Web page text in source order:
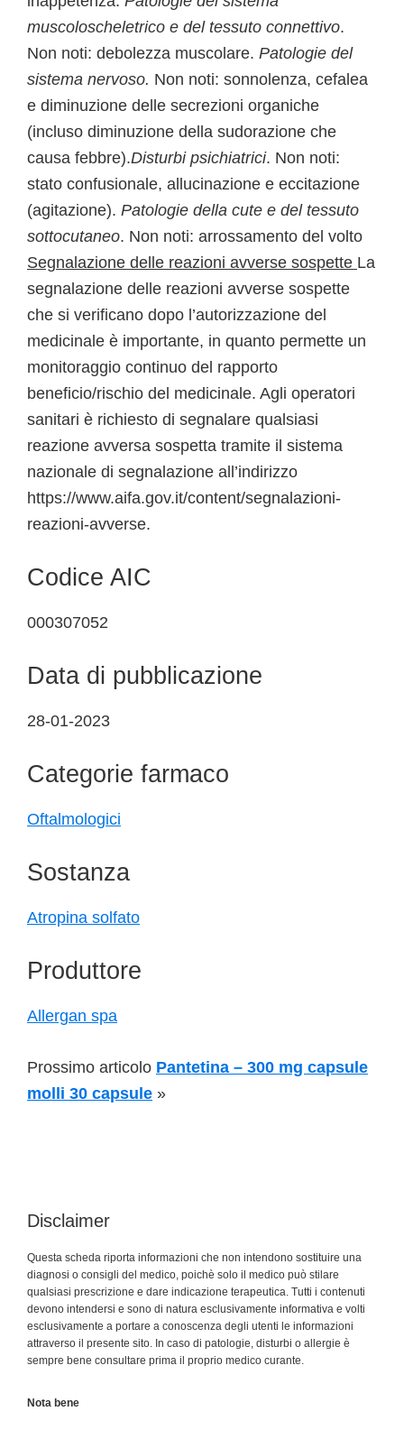
muscoloscheletrico e del tessuto connettivo.
Non noti: debolezza muscolare. Patologie del
sistema nervoso. Non noti: sonnolenza, cefalea
e diminuzione delle secrezioni organiche
(incluso diminuzione della sudorazione che
causa febbre).Disturbi psichiatrici. Non noti:
stato confusionale, allucinazione e eccitazione
(agitazione). Patologie della cute e del tessuto
sottocutaneo. Non noti: arrossamento del volto
Segnalazione delle reazioni avverse sospette La
segnalazione delle reazioni avverse sospette
che si verificano dopo l’autorizzazione del
medicinale è importante, in quanto permette un
monitoraggio continuo del rapporto
beneficio/rischio del medicinale. Agli operatori
sanitari è richiesto di segnalare qualsiasi
reazione avversa sospetta tramite il sistema
nazionale di segnalazione all’indirizzo
https://www.aifa.gov.it/content/segnalazioni-
reazioni-avverse.
Codice AIC
000307052
Data di pubblicazione
28-01-2023
Categorie farmaco
Oftalmologici
Sostanza
Atropina solfato
Produttore
Allergan spa
Prossimo articolo Pantetina – 300 mg capsule
molli 30 capsule »
Disclaimer
Questa scheda riporta informazioni che non intendono sostituire una
diagnosi o consigli del medico, poichè solo il medico può stilare
qualsiasi prescrizione e dare indicazione terapeutica. Tutti i contenuti
devono intendersi e sono di natura esclusivamente informativa e volti
esclusivamente a portare a conoscenza degli utenti le informazioni
attraverso il presente sito. In caso di patologie, disturbi o allergie è
sempre bene consultare prima il proprio medico curante.
Nota bene